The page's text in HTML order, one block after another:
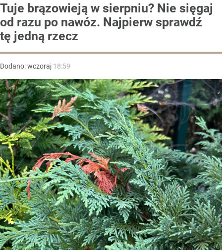
Tuje brązowieją w sierpniu? Nie sięgaj
od razu po nawóz. Najpierw sprawdź
tę jedną rzecz
Dodano:wczoraj 18:59